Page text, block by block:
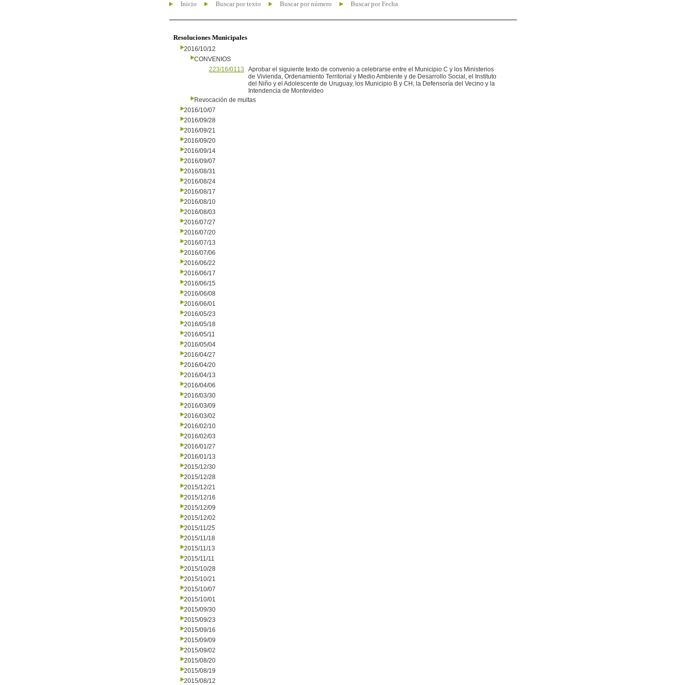
Inicio Buscar por texto Buscar por número Buscar por Fecha
Resoluciones Municipales
2016/10/12
CONVENIOS
223/16/0113
Aprobar el siguiente texto de convenio a celebrarse entre el Municipio C y los Ministerios
de Vivienda, Ordenamiento Territorial y Medio Ambiente y de Desarrollo Social, el Instituto
del Niño y el Adolescente de Uruguay, los Municipio B y CH, la Defensoría del Vecino y la
Intendencia de Montevideo
Revocación de multas
2016/10/07
2016/09/28
2016/09/21
2016/09/20
2016/09/14
2016/09/07
2016/08/31
2016/08/24
2016/08/17
2016/08/10
2016/08/03
2016/07/27
2016/07/20
2016/07/13
2016/07/06
2016/06/22
2016/06/17
2016/06/15
2016/06/08
2016/06/01
2016/05/23
2016/05/18
2016/05/11
2016/05/04
2016/04/27
2016/04/20
2016/04/13
2016/04/06
2016/03/30
2016/03/09
2016/03/02
2016/02/10
2016/02/03
2016/01/27
2016/01/13
2015/12/30
2015/12/28
2015/12/21
2015/12/16
2015/12/09
2015/12/02
2015/11/25
2015/11/18
2015/11/13
2015/11/11
2015/10/28
2015/10/21
2015/10/07
2015/10/01
2015/09/30
2015/09/23
2015/09/16
2015/09/09
2015/09/02
2015/08/20
2015/08/19
2015/08/12